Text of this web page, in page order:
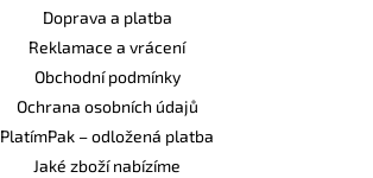
Doprava a platba
Reklamace a vrácení
Obchodní podmínky
Ochrana osobních údajů
PlatímPak – odložená platba
Jaké zboží nabízíme